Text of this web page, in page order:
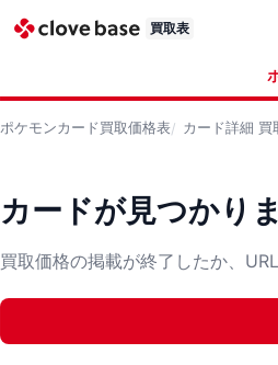
買取表
ポケモンカード買取価格表 カード詳細 買
カードが見つかり
買取価格の掲載が終了したか、